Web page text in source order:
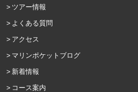
ツアー情報
よくある質問
アクセス
マリンポケットブログ
新着情報
コース案内